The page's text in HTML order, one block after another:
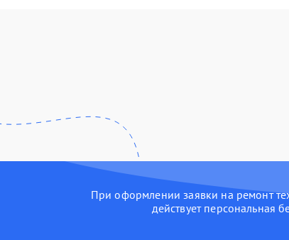
При оформлении заявки на ремонт
действует персональная